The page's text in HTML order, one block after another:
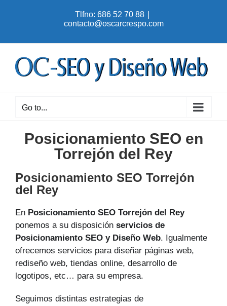
Tlfno: 686 52 70 88
contacto@oscarcrespo.com
Go to...
Posicionamiento SEO en
Torrejón del Rey
Posicionamiento SEO Torrejón
del Rey
En Posicionamiento SEO Torrejón del Rey
ponemos a su disposición servicios de
Posicionamiento SEO y Diseño Web. Igualmente
ofrecemos servicios para diseñar páginas web,
rediseño web, tiendas online, desarrollo de
logotipos, etc… para su empresa.
Seguimos distintas estrategias de